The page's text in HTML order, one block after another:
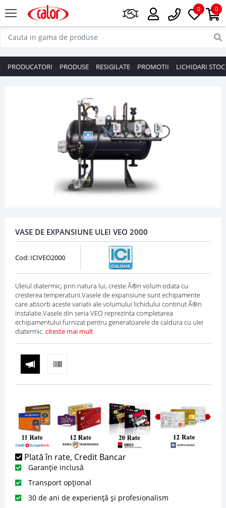
0
0
PRODUCATORI PRODUSE RESIGILATE PROMOTII LICHIDARI STOC
VASE DE EXPANSIUNE ULEI VEO 2000
Cod: ICIVEO2000
Uleiul diatermic, prin natura lui, creste Ã®n volum odata cu
cresterea temperaturii.Vasele de expansiune sunt echipamente
care absorb aceste variatii ale volumului lichidului continut Ã®n
instalatie.Vasele din seria VEO reprezinta completarea
echipamentului furnizat pentru generatoarele de caldura cu ulei
diatermic. citeste mai mult
Plată în rate, Credit Bancar
Garanție inclusă
Transport opțional
30 de ani de experiență și profesionalism